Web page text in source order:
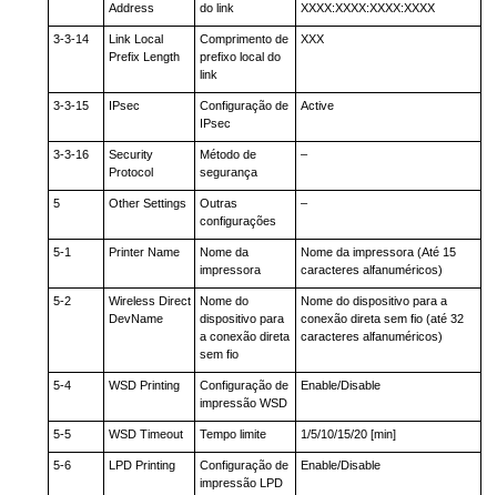
Address
do link
XXXX:XXXX:XXXX:XXXX
3-3-14
Link Local
Prefix Length
Comprimento de
prefixo local do
link
XXX
3-3-15 IPsec
Configuração de
IPsec
Active
3-3-16
Security
Protocol
Método de
segurança
–
5 Other Settings
Outras
configurações
–
5-1 Printer Name
Nome da
impressora
Nome da impressora (Até 15
caracteres alfanuméricos)
5-2
Wireless Direct
DevName
Nome do
dispositivo para
a conexão direta
sem fio
Nome do dispositivo para a
conexão direta sem fio (até 32
caracteres alfanuméricos)
5-4 WSD Printing
Configuração de
impressão WSD
Enable/Disable
5-5 WSD Timeout Tempo limite 1/5/10/15/20 [min]
5-6 LPD Printing
Configuração de
impressão LPD
Enable/Disable